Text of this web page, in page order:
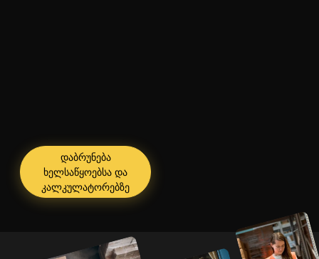
დაბრუნება
ხელსაწყოებსა და
კალკულატორებზე